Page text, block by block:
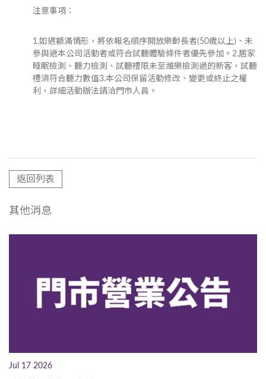
注意事項：
1.如遇額滿情形，將依報名順序開放樂齡長者(50歲以上)、未
參與過本公司活動者或符合試聽體驗條件者優先參加。2.居家
睡眠檢測、聽力檢測、試聽禮限未至濰樂檢測過的新客，試聽
禮須符合聽力數值3.本公司保留活動修改、變更或終止之權
利，詳細活動辦法請洽門市人員。
返回列表
其他消息
Jul 17 2026